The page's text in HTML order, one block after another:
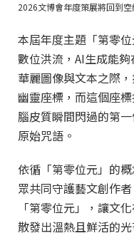
2026文博會年度策展將回到
本屆年度主題「第零
數位洪流，AI生成能
華麗圖像與文本之際
幽靈座標，而這個座
腦皮質瞬間閃過的第
原始咒語。
依循「第零位元」的
眾共同守護藝文創作
「第零位元」，讓文
散發出溫熱且鮮活的光